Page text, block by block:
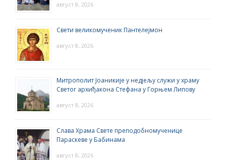
август 8, 2026
Свети великомученик Пантелејмон
август 8, 2026
Митрополит Јоаникије у недјељу служи у храму
Светог архиђакона Стефана у Горњем Липову
август 8, 2026
Слава Храма Свете преподобномученице
Параскеве у Бабинама
август 8, 2026